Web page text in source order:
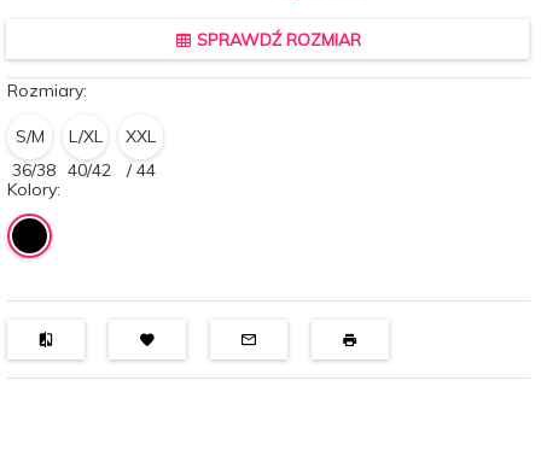
SPRAWDŹ ROZMIAR
Rozmiary:
S/M
36/38
L/XL
40/42
XXL
/ 44
Kolory: